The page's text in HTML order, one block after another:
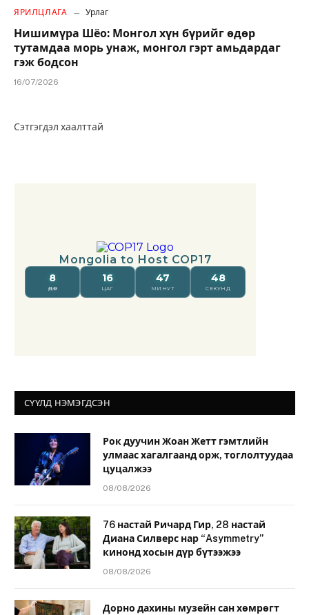
ЯРИЛЦЛАГА Урлаг
Нишимүра Шёо: Монгол хүн бүрийг өдөр
тутамдаа морь унаж, монгол гэрт амьдардаг
гэж бодсон
16/07/2026
Сэтгэгдэл хаалттай
СҮҮЛД НЭМЭГДСЭН
Рок дуучин Жоан Жетт гэмтлийн
улмаас хагалгаанд орж, тоглолтуудаа
цуцалжээ
08/08/2026
76 настай Ричард Гир, 28 настай
Диана Силверс нар “Asymmetry”
кинонд хосын дүр бүтээжээ
08/08/2026
Дорно дахины музейн сан хөмрөгт